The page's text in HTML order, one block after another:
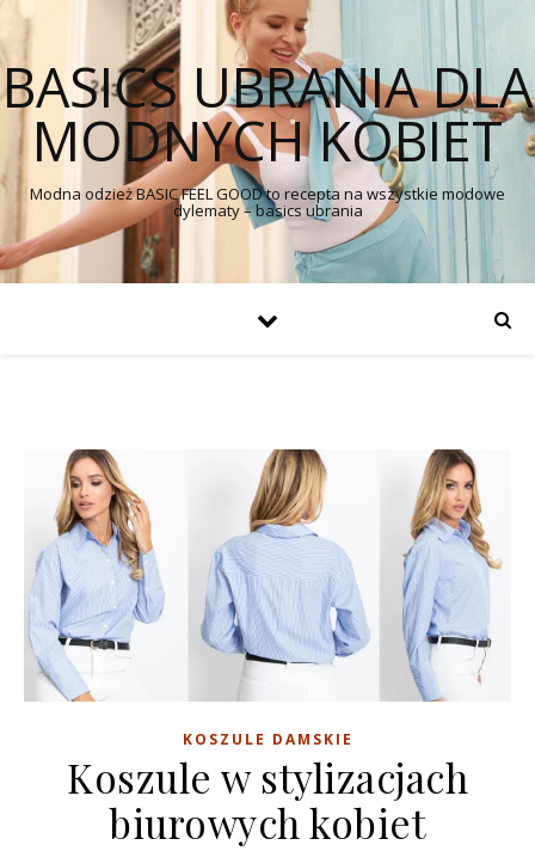
BASICS UBRANIA DLA
MODNYCH KOBIET
Modna odzież BASIC FEEL GOOD to recepta na wszystkie modowe
dylematy – basics ubrania
KOSZULE DAMSKIE
Koszule w stylizacjach
biurowych kobiet